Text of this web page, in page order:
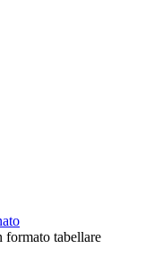
formato tabellare